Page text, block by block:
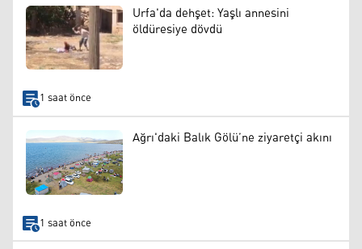
Urfa'da dehşet: Yaşlı annesini
öldüresiye dövdü
1 saat önce
Ağrı'daki Balık Gölü’ne ziyaretçi akını
1 saat önce